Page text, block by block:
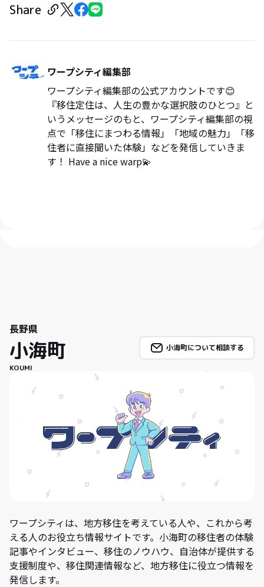
Share
ワープシティ編集部
ワープシティ編集部の公式アカウントです😊
『移住定住は、人生の豊かな選択肢のひとつ』と
いうメッセージのもと、ワープシティ編集部の視
点で「移住にまつわる情報」「地域の魅力」「移
住者に直接聞いた体験」などを発信していきま
す！ Have a nice warp💫
長野県
小海町
KOUMI
小海町について相談する
ワープシティは、地方移住を考えている人や、これから考
える人のお役立ち情報サイトです。小海町の移住者の体験
記事やインタビュー、移住のノウハウ、自治体が提供する
支援制度や、移住関連情報など、地方移住に役立つ情報を
発信します。